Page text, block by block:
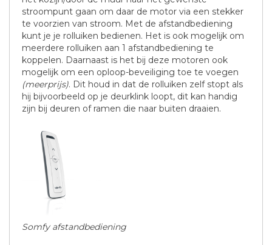
stroompunt gaan om daar de motor via een stekker
te voorzien van stroom. Met de afstandbediening
kunt je je rolluiken bedienen. Het is ook mogelijk om
meerdere rolluiken aan 1 afstandbediening te
koppelen. Daarnaast is het bij deze motoren ook
mogelijk om een oploop-beveiliging toe te voegen
(meerprijs). Dit houd in dat de rolluiken zelf stopt als
hij bijvoorbeeld op je deurklink loopt, dit kan handig
zijn bij deuren of ramen die naar buiten draaien.
Somfy afstandbediening